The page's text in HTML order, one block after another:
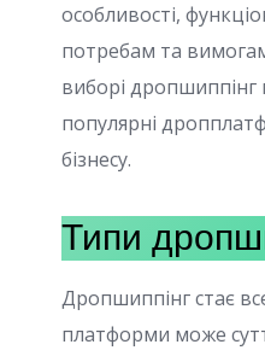
особливості,
потребам та
виборі
популярні
бізнесу.
Типи
Дропшиппінг стає
платформи може